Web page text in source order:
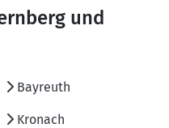
und
Bayreuth
Kronach